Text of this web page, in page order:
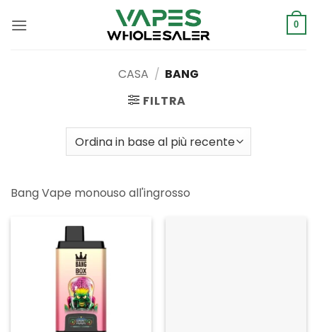
0
CASA / BANG
FILTRA
Bang Vape monouso all'ingrosso